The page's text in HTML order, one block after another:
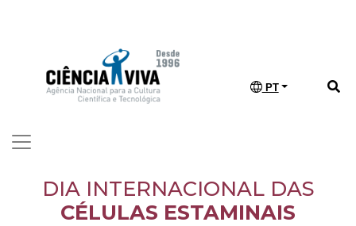
PT
DIA INTERNACIONAL DAS
CÉLULAS ESTAMINAIS